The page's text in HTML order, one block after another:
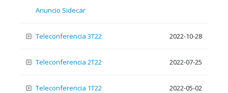
Anuncio Sidecar
Teleconferencia 3T22 2022-10-28
Teleconferencia 2T22 2022-07-25
Teleconferencia 1T22 2022-05-02